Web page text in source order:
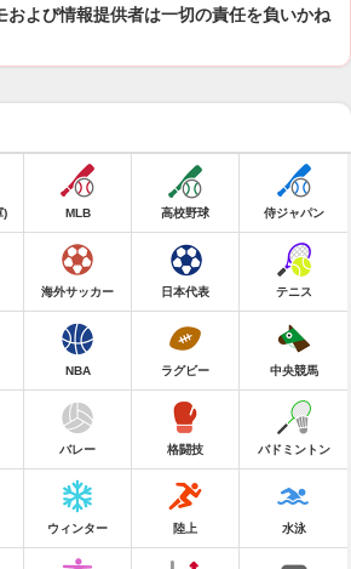
および情報提供者は一切の責任を負いかね
) MLB 高校野球 侍ジャパン
海外サッカー 日本代表 テニス
NBA ラグビー 中央競馬
バレー 格闘技 バドミントン
ウィンター 陸上 水泳